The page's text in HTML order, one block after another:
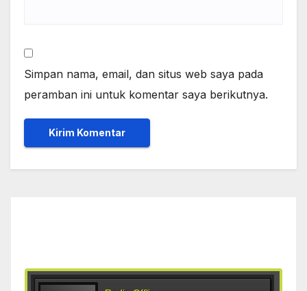
Simpan nama, email, dan situs web saya pada
peramban ini untuk komentar saya berikutnya.